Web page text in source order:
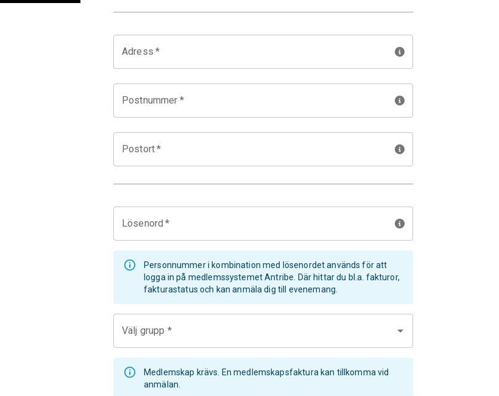
Adress *
Postnummer *
Postort*
Lösenord *
Personnummer i kombination med lösenordet används för att
logga in på medlemssystemet Antribe. Där hittar du bl.a. fakturor,
fakturastatus och kan anmäla dig till evenemang.
Välj grupp *
Medlemskap krävs. En medlemskapsfaktura kan tillkomma vid
anmälan.